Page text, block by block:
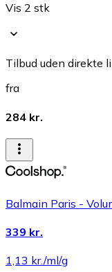
Vis 2 stk
Tilbud uden direkte
fra
284 kr.
Balmain Paris -
339 kr.
1,13 kr./ml/g